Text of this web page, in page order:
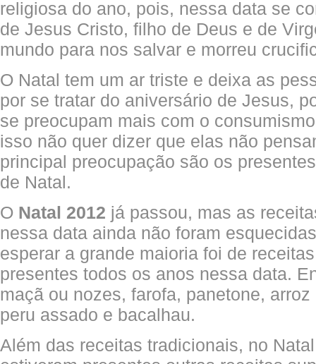
religiosa do ano, pois, nessa data se
de Jesus Cristo, filho de Deus e de
mundo para nos salvar e morreu
O Natal tem um ar triste e deixa as
por se tratar do aniversário de Jesus,
se preocupam mais com o
isso não quer dizer que elas não
principal preocupação são os
de Natal.
O Natal 2012 já passou, mas as
nessa data ainda não foram
esperar a grande maioria foi de
presentes todos os anos nessa data.
maçã ou nozes, farofa, panetone,
peru assado e bacalhau.
Além das receitas tradicionais, no